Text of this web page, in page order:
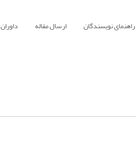
راهنمای نویسندگان ارسال مقاله داوران